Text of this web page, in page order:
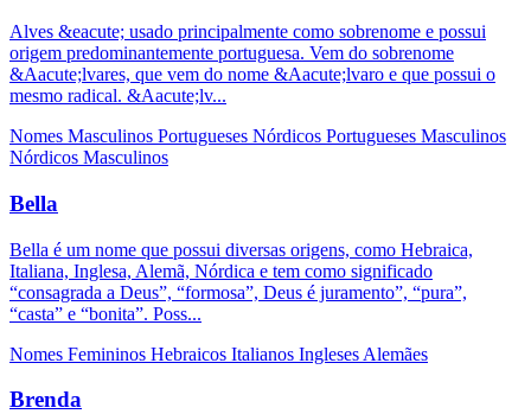
Alves &eacute; usado principalmente como sobrenome e possui
origem predominantemente portuguesa. Vem do sobrenome
&Aacute;lvares, que vem do nome &Aacute;lvaro e que possui o
mesmo radical. &Aacute;lv...
Nomes Masculinos Portugueses Nórdicos Portugueses Masculinos
Nórdicos Masculinos
Bella
Bella é um nome que possui diversas origens, como Hebraica,
Italiana, Inglesa, Alemã, Nórdica e tem como significado
“consagrada a Deus”, “formosa”, Deus é juramento”, “pura”,
“casta” e “bonita”. Poss...
Nomes Femininos Hebraicos Italianos Ingleses Alemães
Brenda